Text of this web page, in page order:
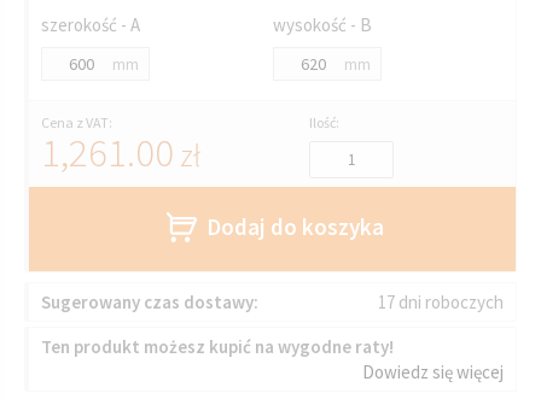
szerokość - A
mm
wysokość - B
mm
Cena z VAT:
1,261.00 zł
Ilość:
Dodaj do koszyka
Sugerowany czas dostawy:
17 dni roboczych
Ten produkt możesz kupić na wygodne raty!
Dowiedz się więcej